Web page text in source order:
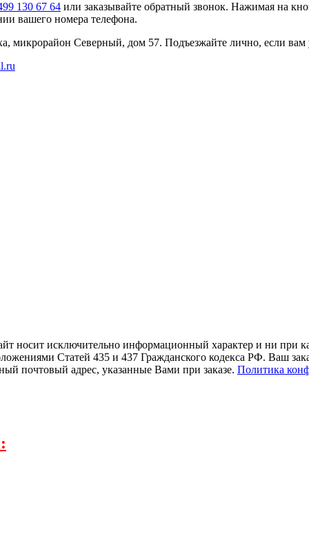
130 67 64 или заказывайте обратный звонок. Нажимая на
вашего номера телефона.
микрорайон Северный, дом 57. Подъезжайте лично, если вам
носит исключительно информационный характер и ни при
Статей 435 и 437 Гражданского кодекса РФ. Ваш
почтовый адрес, указанные Вами при заказе. Политика